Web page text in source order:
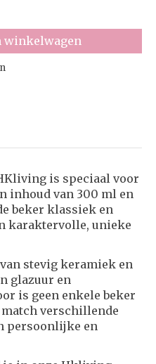
winkelwagen
is speciaal voor
inhoud van 300 ml en
beker klassiek en
karaktervolle, unieke
stevig keramiek en
glazuur en
is geen enkele beker
verschillende
persoonlijke en